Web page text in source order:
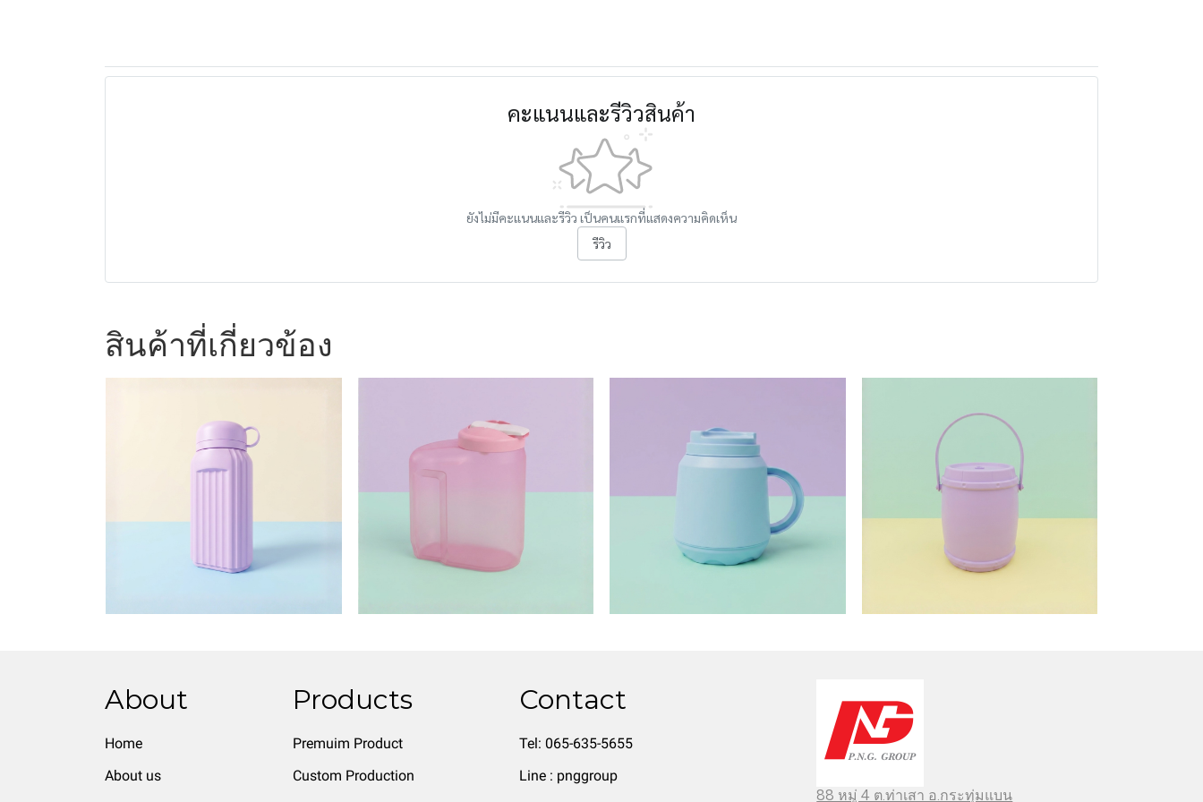
คะแนนและรีวิวสินค้า
ยังไม่มีคะแนนและรีวิว เป็นคนแรกที่แสดงความคิดเห็น
รีวิว
สินค้าที่เกี่ยวข้อง
About
Home
About us
Products
Premuim Product
Custom Production
Contact
Tel: 065-635-5655
Line : pnggroup
88 หมู่ 4 ต.ท่าเสา อ.กระทุ่มแบน